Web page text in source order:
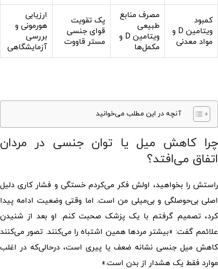
کمبود
ویتامین D و
مواد معدنی
مصرف منابع
طبیعی
ویتامین D و
مکمل‌ها
پک تقویت
قوای جنسی
مستر قاووت
ارزیابی
هورمونی و
بررسی
آزمایشگاهی
آنچه در این مطلب می‌خوانید
چرا کاهش میل یا توان جنسی در مردان
اتفاق می‌افتد؟
راستش را بخواهید، اولش فکر می‌کردم خستگی و فشار کاری دلیل
اصلی بی‌حوصلگی و بی‌میلی من است. اما وقتی وضعیت ادامه پیدا
کرد، تصمیم گرفتم با یک پزشک صحبت کنم. او بعد از شنیدن
علائمم گفت: «بیشتر مردها همین اشتباه را می‌کنند. تصور می‌کنند
کاهش میل جنسی نشانه ضعف یا پیری است، درحالی‌که در اغلب
موارد فقط یک هشدار از بدن است.»